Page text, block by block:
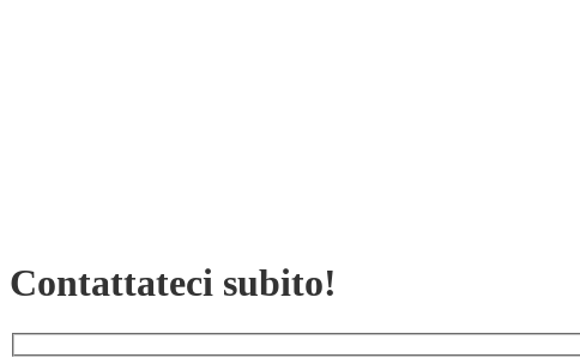
Contattateci subito!